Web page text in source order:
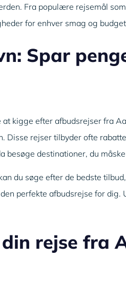
Fra populære rejsemål
for enhver smag og
Spar
kigge efter afbudsrejser fra
rejser tilbyder ofte
besøge destinationer, du
du søge efter de bedste
perfekte afbudsrejse for dig.
rejse fra